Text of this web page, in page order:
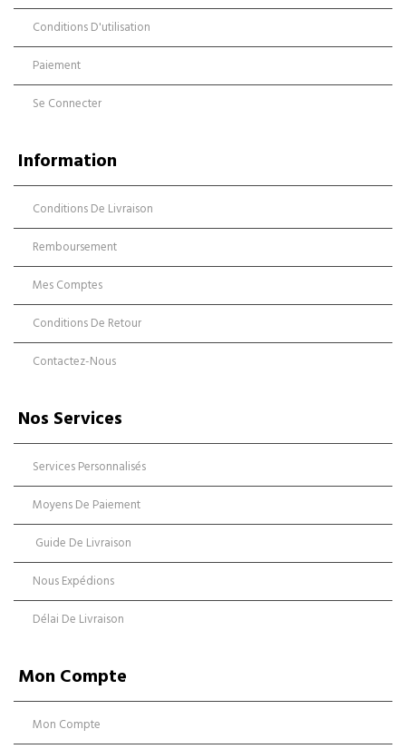
Conditions D'utilisation
Paiement
Se Connecter
Information
Conditions De Livraison
Remboursement
Mes Comptes
Conditions De Retour
Contactez-Nous
Nos Services
Services Personnalisés
Moyens De Paiement
Guide De Livraison
Nous Expédions
Délai De Livraison
Mon Compte
Mon Compte